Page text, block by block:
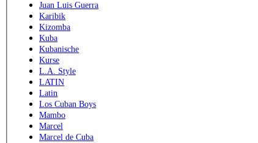
Juan Luis Guerra
Karibik
Kizomba
Kuba
Kubanische
Kurse
L.A. Style
LATIN
Latin
Los Cuban Boys
Mambo
Marcel
Marcel de Cuba